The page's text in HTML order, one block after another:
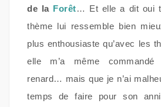
de la Forêt… Et elle a dit oui
thème lui ressemble bien
plus enthousiaste qu’avec les
elle m’a même
renard… mais que je n’ai
temps de faire pour son